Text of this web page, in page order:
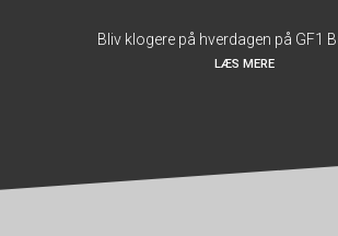
Bliv klogere på hverdagen på GF1
LÆS MERE